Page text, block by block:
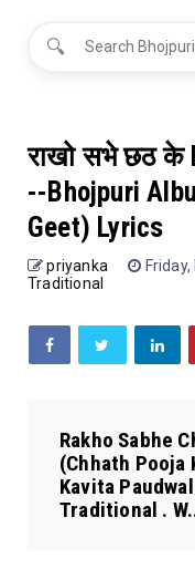
🔍
राखो सभे छठ के
--Bhojpuri
Geet) Lyrics
priyanka
Traditional
Rakho Sabhe
(Chhath Pooja
Kavita
Traditional .